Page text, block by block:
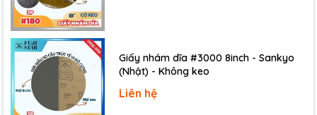
Kết nối vật liệu
vật liệu như giấy, nhựa, kim loại và nhiều loại bề mặt
khác, phục vụ cho các dự án thủ công hoặc sản
xuất.
Ngành công nghiệp: Băng keo này được sử dụng
rộng rãi trong ngành sản xuất và lắp ráp để gắn kết
Giấy nhám dĩa #3000 8inch - Sankyo
(Nhật) - Không keo
Liên hệ